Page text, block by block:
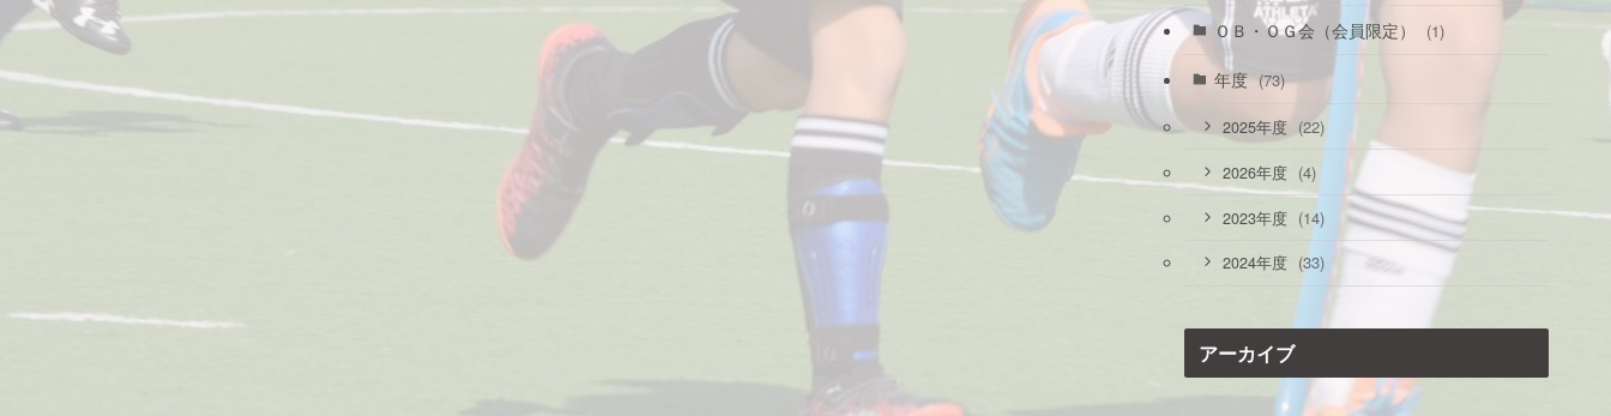
ＯＢ・ＯＧ会（会員限定） (1)
年度 (73)
2025年度 (22)
2026年度 (4)
2023年度 (14)
2024年度 (33)
アーカイブ